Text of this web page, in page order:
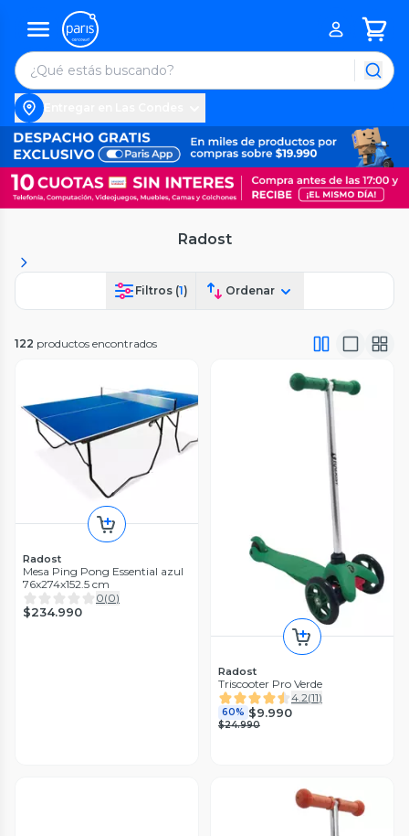
Radost
Filtros (1) Ordenar
122 productos encontrados
Radost
Mesa Ping Pong Essential azul
76x274x152.5 cm
0(0)
$234.990
Radost
Triscooter Pro Verde
4.2(11)
60% $9.990
$24.990